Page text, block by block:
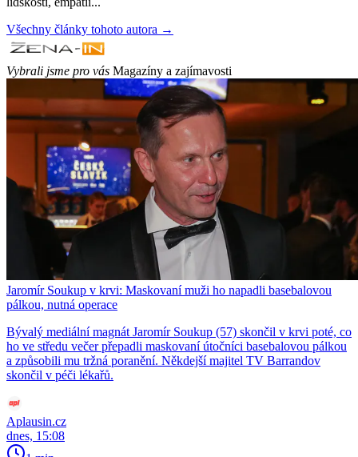
Všechny články tohoto autora →
Vybrali jsme pro vás Magazíny a zajímavosti
Jaromír Soukup v krvi: Maskovaní muži ho napadli basebalovou
pálkou, nutná operace
Bývalý mediální magnát Jaromír Soukup (57) skončil v krvi poté, co
ho ve středu večer přepadli maskovaní útočníci basebalovou pálkou
a způsobili mu tržná poranění. Někdejší majitel TV Barrandov
skončil v péči lékařů.
Aplausin.cz
dnes, 15:08